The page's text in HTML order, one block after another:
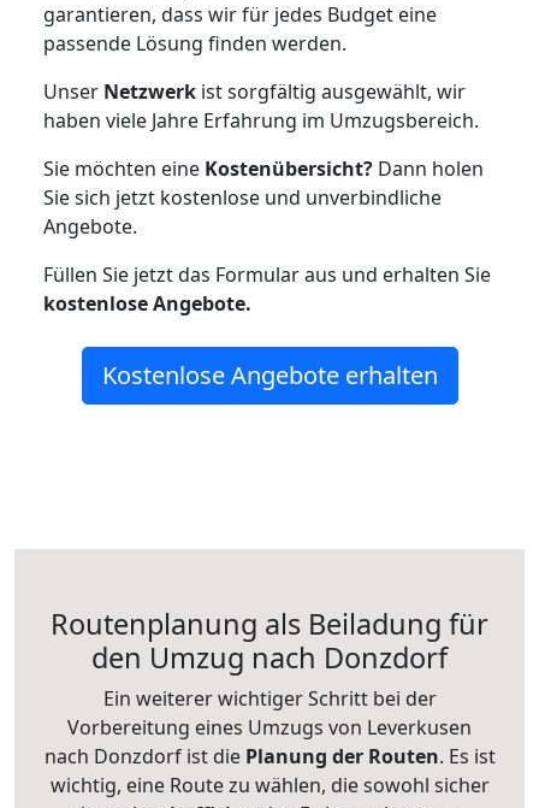
garantieren, dass wir für jedes Budget eine
passende Lösung finden werden.
Unser Netzwerk ist sorgfältig ausgewählt, wir
haben viele Jahre Erfahrung im Umzugsbereich.
Sie möchten eine Kostenübersicht? Dann holen
Sie sich jetzt kostenlose und unverbindliche
Angebote.
Füllen Sie jetzt das Formular aus und erhalten Sie
kostenloseAngebote.
Kostenlose Angebote erhalten
Routenplanung als Beiladung für
den Umzug nach Donzdorf
Ein weiterer wichtiger Schritt bei der
Vorbereitung eines Umzugs von Leverkusen
nach Donzdorf ist diePlanung der Routen. Es ist
wichtig, eine Route zu wählen, die sowohl sicher